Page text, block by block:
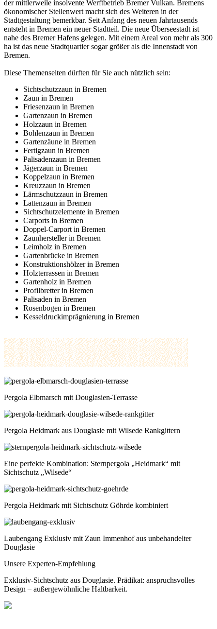
der mittlerweile insolvente Werftbetrieb Bremer Vulkan. Bremens
ökonomischer Stellenwert macht sich des Weiteren in der
Stadtgestaltung bemerkbar. Seit Anfang des neuen Jahrtausends
entsteht in Bremen ein neuer Stadtteil. Die neue Überseestadt ist
nahe des Bremer Hafens gelegen. Mit einem Areal von mehr als 300
ha ist das neue Stadtquartier sogar größer als die Innenstadt von
Bremen.
Diese Themenseiten dürften für Sie auch nützlich sein:
Sichtschutzzaun in Bremen
Zaun in Bremen
Friesenzaun in Bremen
Gartenzaun in Bremen
Holzzaun in Bremen
Bohlenzaun in Bremen
Gartenzäune in Bremen
Fertigzaun in Bremen
Palisadenzaun in Bremen
Jägerzaun in Bremen
Koppelzaun in Bremen
Kreuzzaun in Bremen
Lärmschutzzaun in Bremen
Lattenzaun in Bremen
Sichtschutzelemente in Bremen
Carports in Bremen
Doppel-Carport in Bremen
Zaunhersteller in Bremen
Leimholz in Bremen
Gartenbrücke in Bremen
Konstruktionshölzer in Bremen
Holzterrassen in Bremen
Gartenholz in Bremen
Profilbretter in Bremen
Palisaden in Bremen
Rosenbogen in Bremen
Kesseldruckimprägnierung in Bremen
Pergola Elbmarsch mit Douglasien-Terrasse
Pergola Heidmark aus Douglasie mit Wilsede Rankgittern
Eine perfekte Kombination: Sternpergola „Heidmark“ mit
Sichtschutz „Wilsede“
Pergola Heidmark mit Sichtschutz Göhrde kombiniert
Laubengang Exklusiv mit Zaun Immenhof aus unbehandelter
Douglasie
Unsere Experten-Empfehlung
Exklusiv-Sichtschutz aus Douglasie. Prädikat: anspruchsvolles
Design – außergewöhnliche Haltbarkeit.